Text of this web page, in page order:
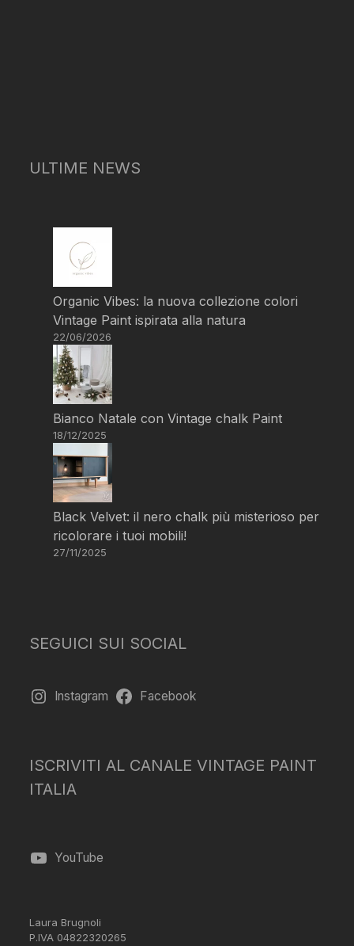
ULTIME NEWS
Organic Vibes: la nuova collezione colori
Vintage Paint ispirata alla natura
22/06/2026
Bianco Natale con Vintage chalk Paint
18/12/2025
Black Velvet: il nero chalk più misterioso per
ricolorare i tuoi mobili!
27/11/2025
SEGUICI SUI SOCIAL
Instagram Facebook
ISCRIVITI AL CANALE VINTAGE PAINT
ITALIA
YouTube
Laura Brugnoli
P.IVA 04822320265